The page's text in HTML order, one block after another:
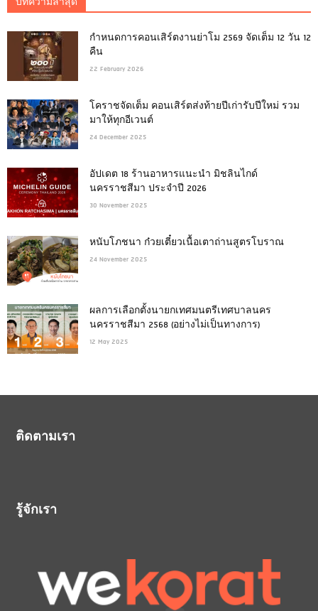
บทความล่าสุด
กำหนดการคอนเสิร์ตงานย่าโม 2569 จัดเต็ม 12 วัน 12
คืน
22 February 2026
โคราชจัดเต็ม คอนเสิร์ตส่งท้ายปีเก่ารับปีใหม่ รวม
มาให้ทุกอีเวนต์
24 December 2025
อัปเดต 18 ร้านอาหารแนะนำ มิชลินไกด์
นครราชสีมา ประจำปี 2026
30 November 2025
หนับโภชนา ก๋วยเตี๋ยวเนื้อเตาถ่านสูตรโบราณ
24 November 2025
ผลการเลือกตั้งนายกเทศมนตรีเทศบาลนคร
นครราชสีมา 2568 (อย่างไม่เป็นทางการ)
12 May 2025
ติดตามเรา
รู้จักเรา